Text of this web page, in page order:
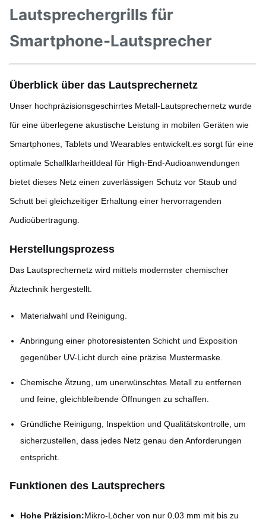
Lautsprechergrills für
Smartphone-Lautsprecher
Überblick über das Lautsprechernetz
Unser hochpräzisionsgeschirrtes Metall-Lautsprechernetz wurde
für eine überlegene akustische Leistung in mobilen Geräten wie
Smartphones, Tablets und Wearables entwickelt.es sorgt für eine
optimale SchallklarheitIdeal für High-End-Audioanwendungen
bietet dieses Netz einen zuverlässigen Schutz vor Staub und
Schutt bei gleichzeitiger Erhaltung einer hervorragenden
Audioübertragung.
Herstellungsprozess
Das Lautsprechernetz wird mittels modernster chemischer
Ätztechnik hergestellt.
Materialwahl und Reinigung.
Anbringung einer photoresistenten Schicht und Exposition
gegenüber UV-Licht durch eine präzise Mustermaske.
Chemische Ätzung, um unerwünschtes Metall zu entfernen
und feine, gleichbleibende Öffnungen zu schaffen.
Gründliche Reinigung, Inspektion und Qualitätskontrolle, um
sicherzustellen, dass jedes Netz genau den Anforderungen
entspricht.
Funktionen des Lautsprechers
Hohe Präzision:Mikro-Löcher von nur 0,03 mm mit bis zu